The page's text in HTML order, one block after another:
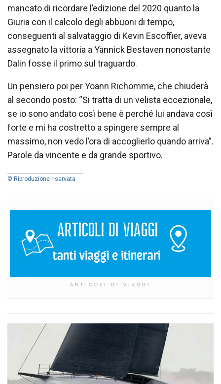
mancato di ricordare l’edizione del 2020 quanto la
Giuria con il calcolo degli abbuoni di tempo,
conseguenti al salvataggio di Kevin Escoffier, aveva
assegnato la vittoria a Yannick Bestaven nonostante
Dalin fosse il primo sul traguardo.
Un pensiero poi per Yoann Richomme, che chiuderà
al secondo posto: “Si tratta di un velista eccezionale,
se io sono andato così bene è perché lui andava così
forte e mi ha costretto a spingere sempre al
massimo, non vedo l’ora di accoglierlo quando arriva”.
Parole da vincente e da grande sportivo.
© Riproduzione riservata
ARTICOLI DI VIAGGI